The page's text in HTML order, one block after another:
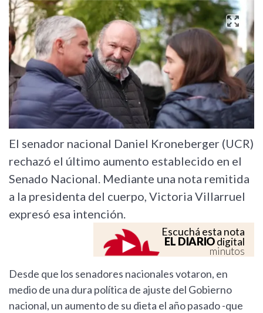
El senador nacional Daniel Kroneberger (UCR)
rechazó el último aumento establecido en el
Senado Nacional. Mediante una nota remitida
a la presidenta del cuerpo, Victoria Villarruel
expresó esa intención.
Escuchá esta nota
EL DIARIOdigital
minutos
Desde que los senadores nacionales votaron, en
medio de una dura política de ajuste del Gobierno
nacional, un aumento de su dieta el año pasado -que